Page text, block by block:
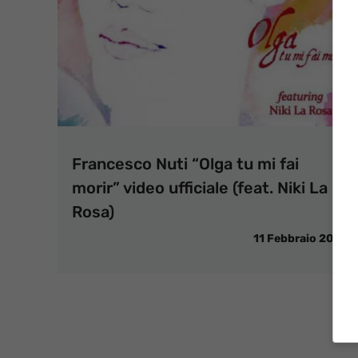
Francesco Nuti “Olga tu mi fai
morir” video ufficiale (feat. Niki La
Rosa)
11 Febbraio 2013